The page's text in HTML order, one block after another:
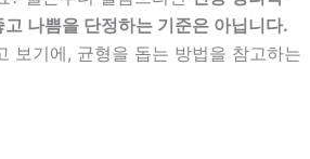
나쁨을 단정하는 기준은 아닙니다.
보기에, 균형을 돕는 방법을 참고하는